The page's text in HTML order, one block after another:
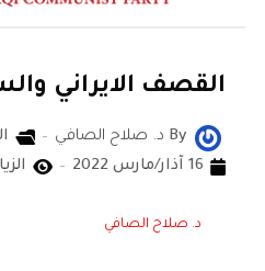
القصف الايراني
By د. صلاح الصافي
16 آذار/مارس 2022
د. صلاح الصافي